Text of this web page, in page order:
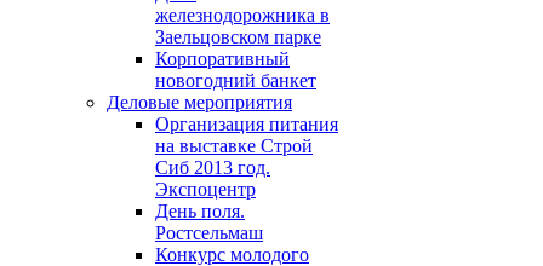
железнодорожника в
Заельцовском парке
Корпоративный
новогодний банкет
Деловые мероприятия
Организация питания
на выставке Строй
Сиб 2013 год.
Экспоцентр
День поля.
Ростсельмаш
Конкурс молодого